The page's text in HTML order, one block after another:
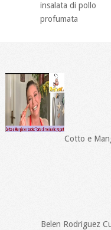
insalata di pollo
profumata
Cotto e
Belen Rodriguez